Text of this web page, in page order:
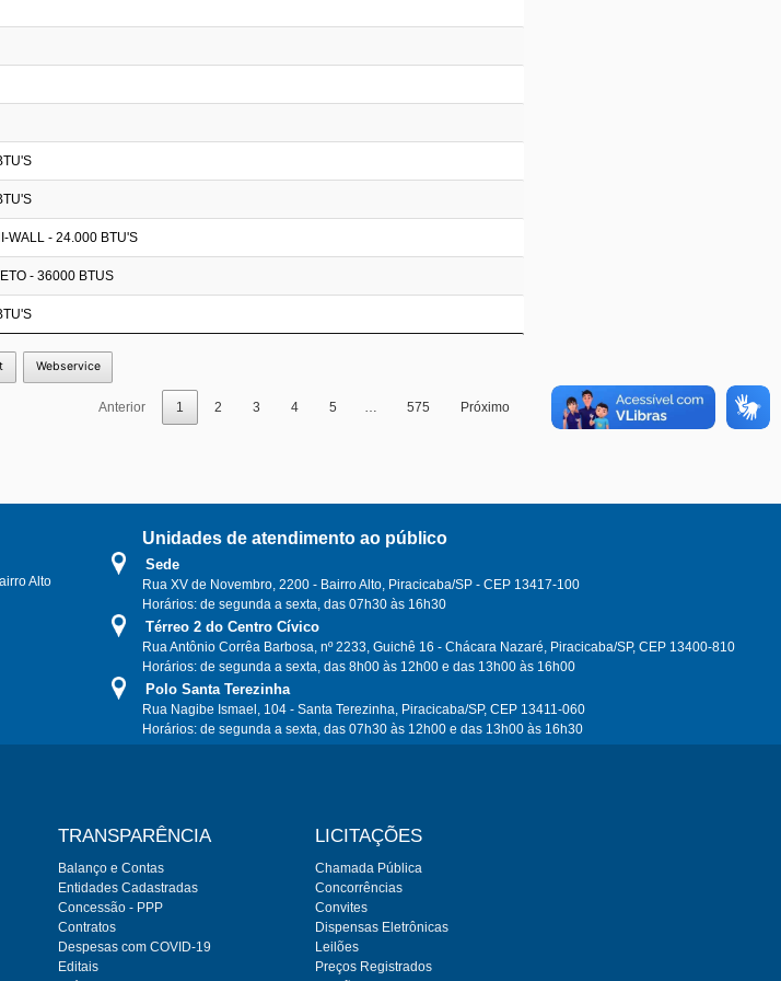
WALL - 24.000 BTU'S
- 36000 BTUS
Webservice
Anterior 1 2 3 4 5 … 575 Próximo
Alto
Unidades de atendimento ao público
Sede
Rua XV de Novembro, 2200 - Bairro Alto, Piracicaba/SP - CEP 13417-100
Horários: de segunda a sexta, das 07h30 às 16h30
Térreo 2 do Centro Cívico
Rua Antônio Corrêa Barbosa, nº 2233, Guichê 16 - Chácara Nazaré, Piracicaba/SP, CEP 13400-810
Horários: de segunda a sexta, das 8h00 às 12h00 e das 13h00 às 16h00
Polo Santa Terezinha
Rua Nagibe Ismael, 104 - Santa Terezinha, Piracicaba/SP, CEP 13411-060
Horários: de segunda a sexta, das 07h30 às 12h00 e das 13h00 às 16h30
LICITAÇÕES
Chamada Pública
Concorrências
Convites
Dispensas Eletrônicas
Leilões
Preços Registrados
TRANSPARÊNCIA
Balanço e Contas
Entidades Cadastradas
Concessão - PPP
Contratos
Despesas com COVID-19
Editais